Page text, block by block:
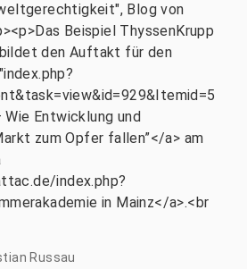
Blog von
Beispiel ThyssenKrupp
bildet den Auftakt für den
Entwicklung und
zum Opfer fallen”</a> am
index.php?
in Mainz</a>.<br
Russau